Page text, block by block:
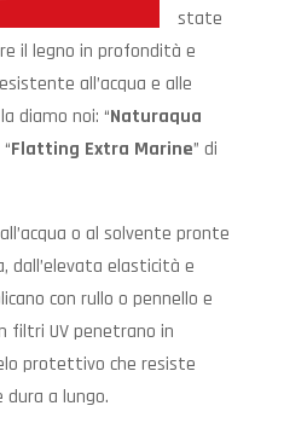
state
il legno in profondità e
all’acqua e alle
diamo noi: “Naturaqua
Flatting Extra Marine” di
o al solvente pronte
dall’elevata elasticità e
con rullo o pennello e
filtri UV penetrano in
protettivo che resiste
dura a lungo.